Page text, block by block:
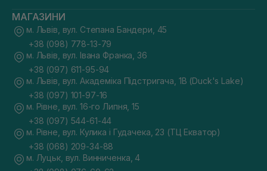
МАГАЗИНИ
м. Львів, вул. Степана Бандери, 45
+38 (098) 778-13-79
м. Львів, вул. Івана Франка, 36
+38 (097) 611-95-94
м. Львів, вул. Академіка Підстригача, 1В (Duck's Lake)
+38 (097) 101-97-16
м. Рівне, вул. 16-го Липня, 15
+38 (097) 544-61-44
м. Рівне, вул. Кулика і Гудачека, 23 (ТЦ Екватор)
+38 (068) 209-34-88
м. Луцьк, вул. Винниченка, 4